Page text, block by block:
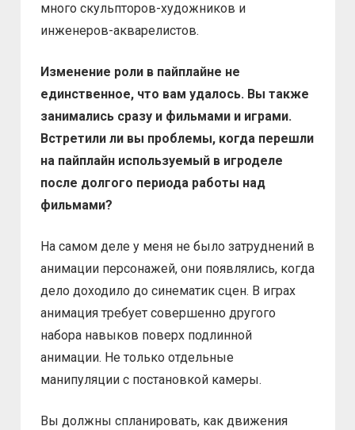
много скульпторов-художников и
инженеров-акварелистов.
Изменение роли в пайплайне не
единственное, что вам удалось. Вы также
занимались сразу и фильмами и играми.
Встретили ли вы проблемы, когда перешли
на пайплайн используемый в игроделе
после долгого периода работы над
фильмами?
На самом деле у меня не было затруднений в
анимации персонажей, они появлялись, когда
дело доходило до синематик сцен. В играх
анимация требует совершенно другого
набора навыков поверх подлинной
анимации. Не только отдельные
манипуляции с постановкой камеры.
Вы должны спланировать, как движения